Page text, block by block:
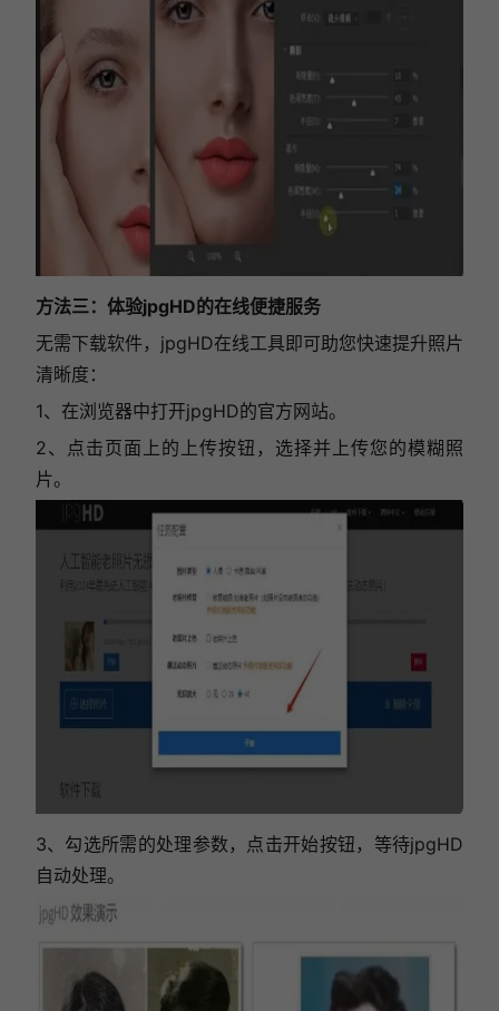
方法三：体验jpgHD的在线便捷服务
无需下载软件，jpgHD在线工具即可助您快速提升照片
清晰度：
1、在浏览器中打开jpgHD的官方网站。
2、点击页面上的上传按钮，选择并上传您的模糊照
片。
3、勾选所需的处理参数，点击开始按钮，等待jpgHD
自动处理。